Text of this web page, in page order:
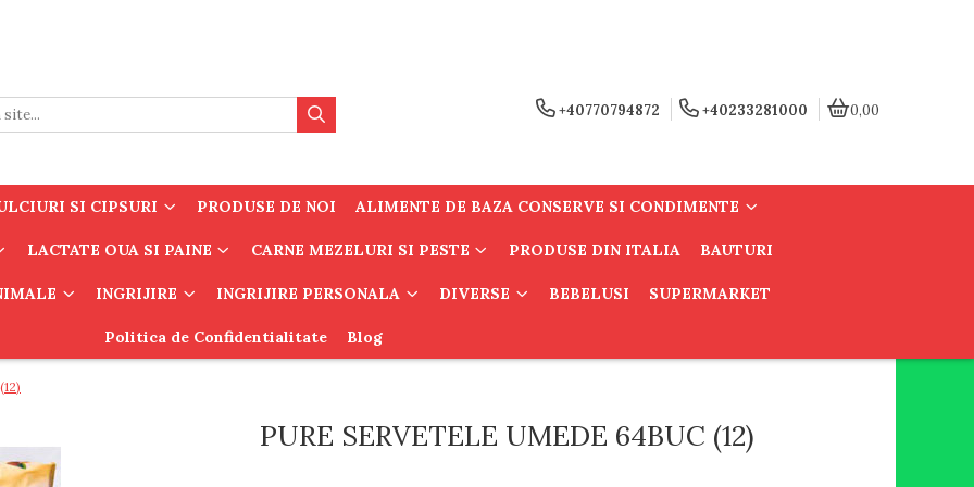
+40770794872 +40233281000 0,00
SI CIPSURI PRODUSE DE NOI ALIMENTE DE BAZA CONSERVE SI CONDIMENTE
LACTATE OUA SI PAINE CARNE MEZELURI SI PESTE PRODUSE DIN ITALIA BAUTURI
INGRIJIRE INGRIJIRE PERSONALA DIVERSE BEBELUSI SUPERMARKET
Politica de Confidentialitate Blog
PURE SERVETELE UMEDE 64BUC (12)